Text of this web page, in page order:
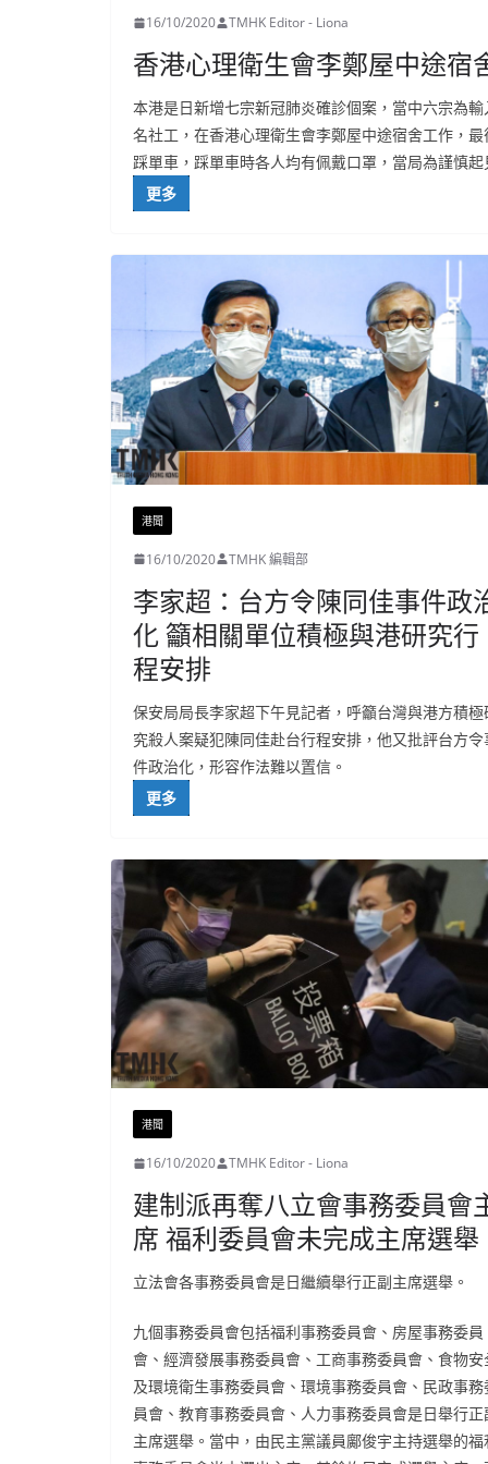
16/10/2020 TMHK Editor - Liona
香港心理衛生會李鄭屋中途宿
本港是日新增七宗新冠肺炎確診個案，當中六宗為
名社工，在香港心理衛生會李鄭屋中途宿舍工作，
踩單車，踩單車時各人均有佩戴口罩，當局為謹慎
更多
港聞
16/10/2020 TMHK 編輯部
李家超：台方令陳同佳事件政
化 籲相關單位積極與港研究行
程安排
保安局局長李家超下午見記者，呼籲台灣與港方積極
究殺人案疑犯陳同佳赴台行程安排，他又批評台方令
件政治化，形容作法難以置信。
更多
港聞
16/10/2020 TMHK Editor - Liona
建制派再奪八立會事務委員會
席 福利委員會未完成主席選舉
立法會各事務委員會是日繼續舉行正副主席選舉。
九個事務委員會包括福利事務委員會、房屋事務委員
會、經濟發展事務委員會、工商事務委員會、食物安
及環境衛生事務委員會、環境事務委員會、民政事務
員會、教育事務委員會、人力事務委員會是日舉行正
主席選舉。當中，由民主黨議員鄺俊宇主持選舉的福